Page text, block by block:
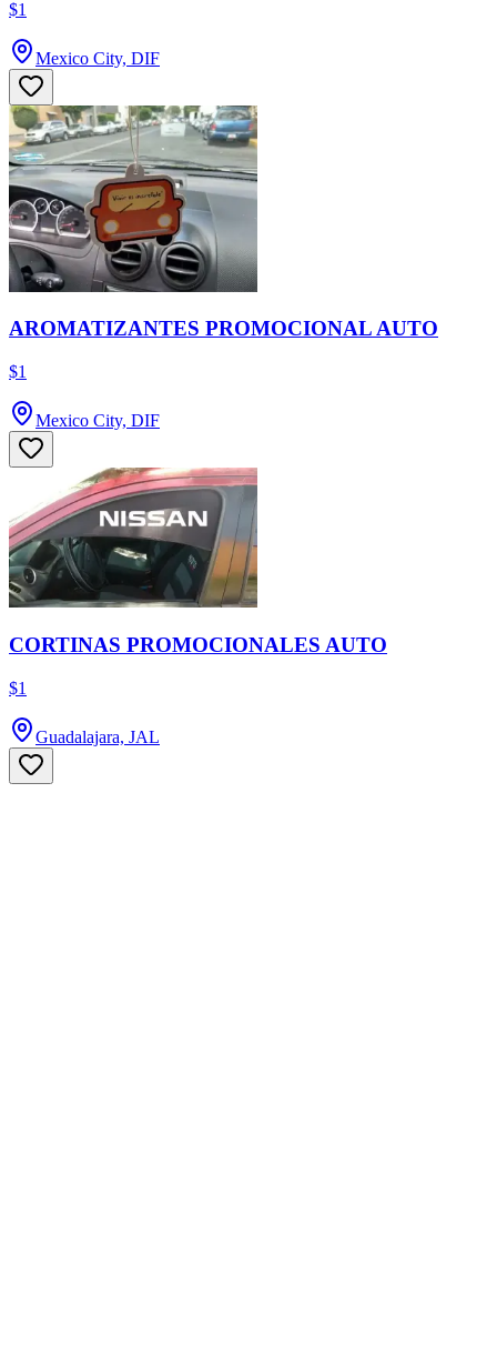
$1
Mexico City, DIF
AROMATIZANTES PROMOCIONAL AUTO
$1
Mexico City, DIF
CORTINAS PROMOCIONALES AUTO
$1
Guadalajara, JAL